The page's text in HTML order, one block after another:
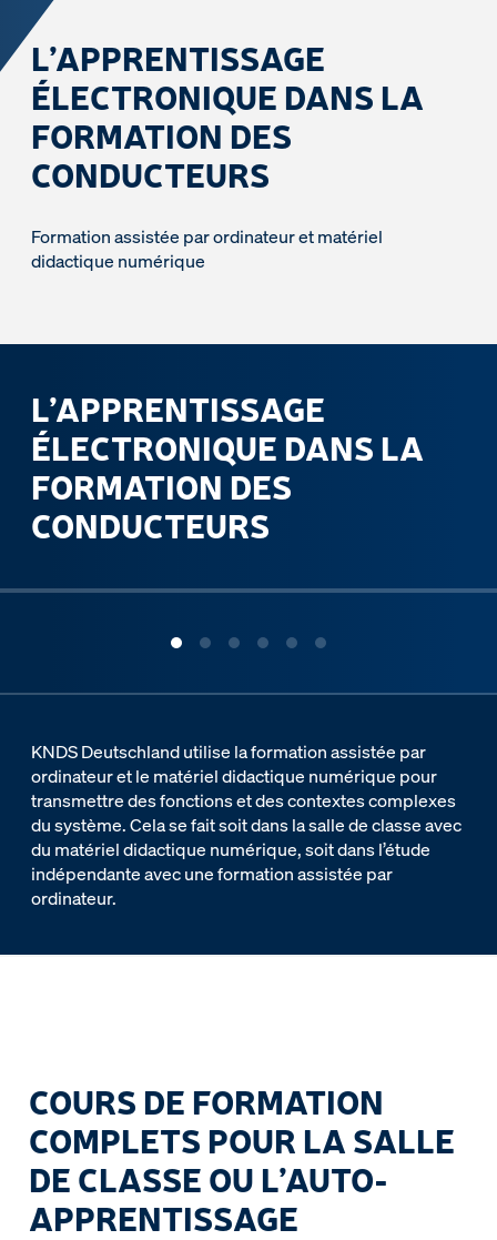
L’APPRENTISSAGE
ÉLECTRONIQUE DANS LA
FORMATION DES
CONDUCTEURS
Formation assistée par ordinateur et matériel
didactique numérique
L’APPRENTISSAGE
ÉLECTRONIQUE DANS LA
FORMATION DES
CONDUCTEURS
KNDS Deutschland utilise la formation assistée par
ordinateur et le matériel didactique numérique pour
transmettre des fonctions et des contextes complexes
du système. Cela se fait soit dans la salle de classe avec
du matériel didactique numérique, soit dans l’étude
indépendante avec une formation assistée par
ordinateur.
COURS DE FORMATION
COMPLETS POUR LA SALLE
DE CLASSE OU L’AUTO-
APPRENTISSAGE